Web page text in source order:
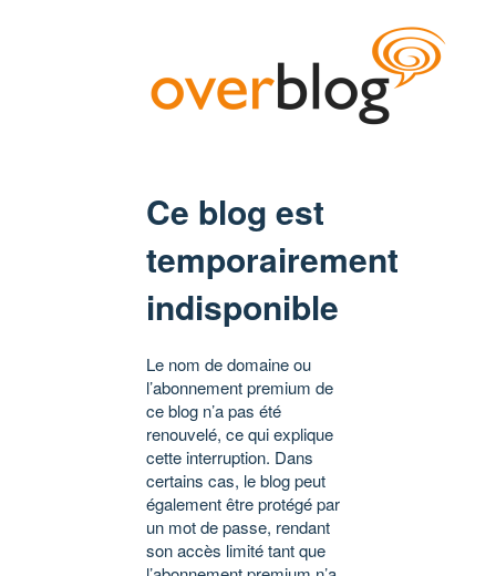
Ce blog est
temporairement
indisponible
Le nom de domaine ou
l’abonnement premium de
ce blog n’a pas été
renouvelé, ce qui explique
cette interruption. Dans
certains cas, le blog peut
également être protégé par
un mot de passe, rendant
son accès limité tant que